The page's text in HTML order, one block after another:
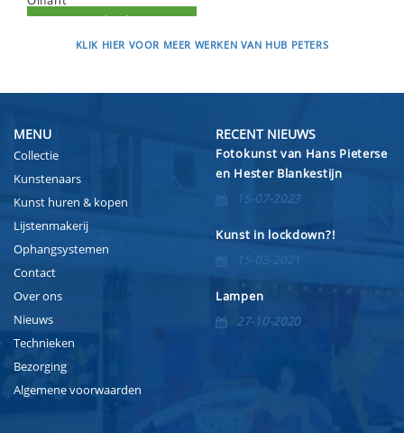
KLIK HIER VOOR MEER WERKEN VAN HUB PETERS
MENU
Collectie
Kunstenaars
Kunst huren & kopen
Lijstenmakerij
Ophangsystemen
Contact
Over ons
Nieuws
Technieken
Bezorging
Algemene voorwaarden
RECENT NIEUWS
Fotokunst van Hans Pieterse
en Hester Blankestijn
15-07-2023
Kunst in lockdown?!
15-03-2021
Lampen
27-10-2020